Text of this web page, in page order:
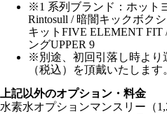
※1 系列ブランド：ホット
Rintosull / 暗闇キックボク
キットFIVE ELEMENT
ングUPPER 9
※別途、初回引落し時より
（税込）を頂戴いたします
上記以外のオプション・料金
水素水オプションマンスリー（